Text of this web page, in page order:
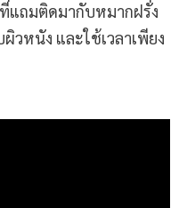
แถมติดมากับหมากฝรั่ง
วหนัง และใช้เวลาเพียง